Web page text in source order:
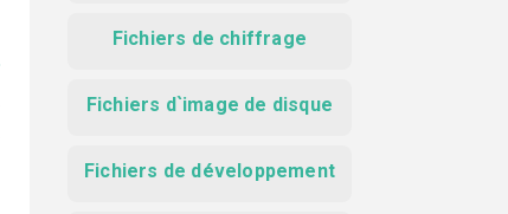
Fichiers de chiffrage
Fichiers d`image de disque
Fichiers de développement